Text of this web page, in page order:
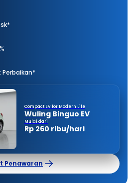
Compact EV for Modern Life
Wuling Binguo EV
Mulai dari
Rp 260 ribu/hari
Penawaran